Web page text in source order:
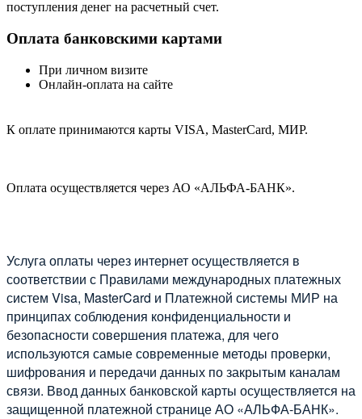
поступления денег на расчетный счет.
Оплата банковскими картами
При личном визите
Онлайн-оплата на сайте
К оплате принимаются карты VISA, MasterCard, МИР.
Оплата осуществляется через АО «АЛЬФА-БАНК».
Услуга оплаты через интернет осуществляется в
соответствии с Правилами международных платежных
систем Visa, MasterCard и Платежной системы МИР на
принципах соблюдения конфиденциальности и
безопасности совершения платежа, для чего
используются самые современные методы проверки,
шифрования и передачи данных по закрытым каналам
связи. Ввод данных банковской карты осуществляется на
защищенной платежной странице АО «АЛЬФА-БАНК».